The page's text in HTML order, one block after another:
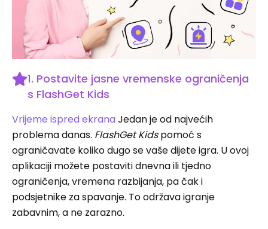
1. Postavite jasne vremenske ograničenja
s FlashGet Kids
Vrijeme ispred ekrana Jedan je od najvećih
problema danas. FlashGet Kidspomoć s
ograničavate koliko dugo se vaše dijete igra. U ovoj
aplikaciji možete postaviti dnevna ili tjedno
ograničenja, vremena razbijanja, pa čak i
podsjetnike za spavanje. To održava igranje
zabavnim, a ne zarazno.